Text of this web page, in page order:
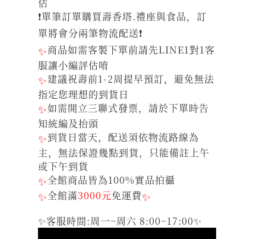
❗單筆訂單購買壽香塔.禮座與食品，訂
單將會分兩筆物流配送❗
✨商品如需客製下單前請先LINE1對1客
服讓小編評估唷
✨建議祝壽前1-2周提早預訂，避免無法
指定您理想的到貨日
✨如需開立三聯式發票，請於下單時告
知統編及抬頭
✨到貨日當天，配送須依物流路線為
主，無法保證幾點到貨，只能備註上午
或下午到貨
✨全館商品皆為100%實品拍攝
✨全館滿3000元免運費✨
✨客服時間:周一~周六 8:00~17:00✨